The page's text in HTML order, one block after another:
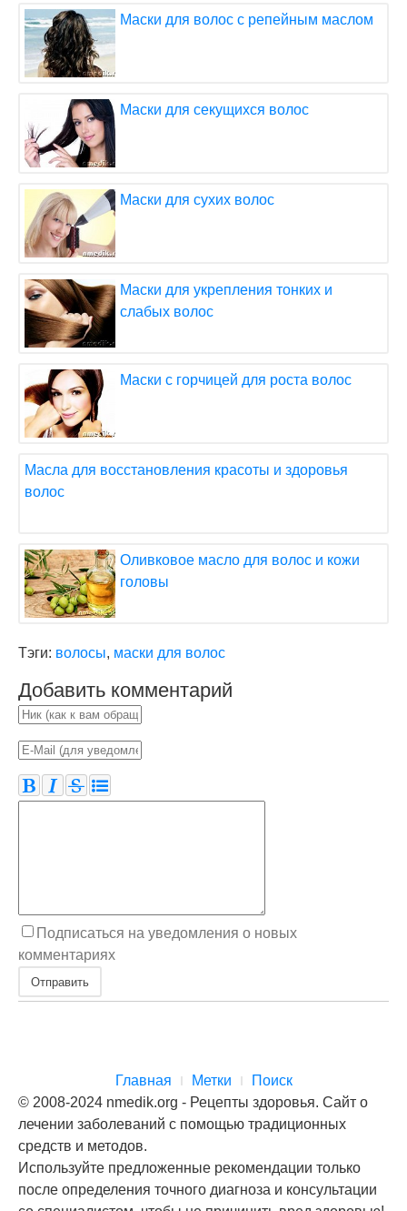
Маски для волос с репейным маслом
Маски для секущихся волос
Маски для сухих волос
Маски для укрепления тонких и
слабых волос
Маски с горчицей для роста волос
Масла для восстановления красоты и здоровья
волос
Оливковое масло для волос и кожи
головы
Тэги: волосы, маски для волос
Добавить комментарий
Подписаться на уведомления о новых
комментариях
Отправить
Главная Метки
Поиск
© 2008-2024 nmedik.org - Рецепты здоровья. Сайт о
лечении заболеваний с помощью традиционных
средств и методов.
Используйте предложенные рекомендации только
после определения точного диагноза и консультации